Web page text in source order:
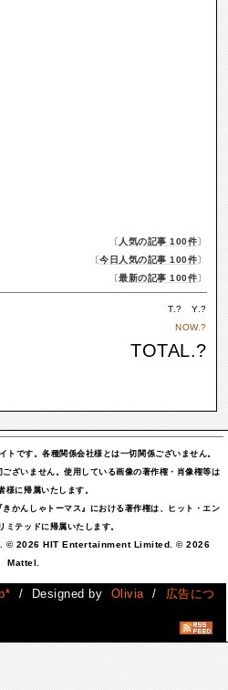
〔 人気の記事 100件〕
〔今日人気の記事 100件〕
〔最新の記事 100件〕
T.? Y.?
NOW.?
TOTAL.?
です。各種関係会社様とは一切関係ございません。
ざいません。使用している画像の著作権・肖像権等は
様に帰属いたします。
かんしゃトーマス』における著作権は、ヒット・エン
ミテッドに帰属いたします。
© 2026 HIT Entertainment Limited. © 2026
Mattel.
/ Designed by Olivia /
広告につ